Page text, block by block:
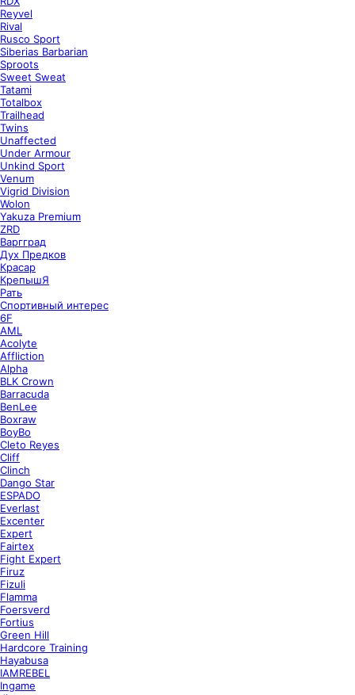
Reyvel
Rival
Rusco Sport
Siberias Barbarian
Sproots
Sweet Sweat
Tatami
Totalbox
Trailhead
Twins
Unaffected
Under Armour
Unkind Sport
Venum
Vigrid Division
Wolon
Yakuza Premium
ZRD
Варгград
Дух Предков
Красар
КрепышЯ
Рать
Спортивный интерес
6F
AML
Acolyte
Affliction
Alpha
BLK Crown
Barracuda
BenLee
Boxraw
BoyBo
Cleto Reyes
Cliff
Clinch
Dango Star
ESPADO
Everlast
Excenter
Expert
Fairtex
Fight Expert
Firuz
Fizuli
Flamma
Foersverd
Fortius
Green Hill
Hardcore Training
Hayabusa
IAMREBEL
Ingame